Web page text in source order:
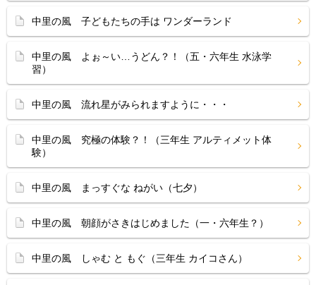
中里の風 子どもたちの手は ワンダーランド
中里の風 よぉ～い…うどん？！（五・六年生 水泳学
習）
中里の風 流れ星がみられますように・・・
中里の風 究極の体験？！（三年生 アルティメット体
験）
中里の風 まっすぐな ねがい（七夕）
中里の風 朝顔がさきはじめました（一・六年生？）
中里の風 しゃむ と もぐ（三年生 カイコさん）